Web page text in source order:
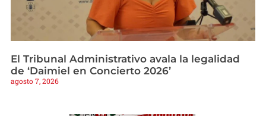
El Tribunal Administrativo avala la legalidad
de ‘Daimiel en Concierto 2026’
agosto 7, 2026